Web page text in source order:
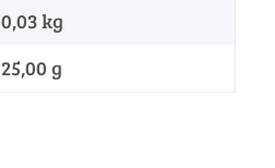
0,03kg
25,00 g